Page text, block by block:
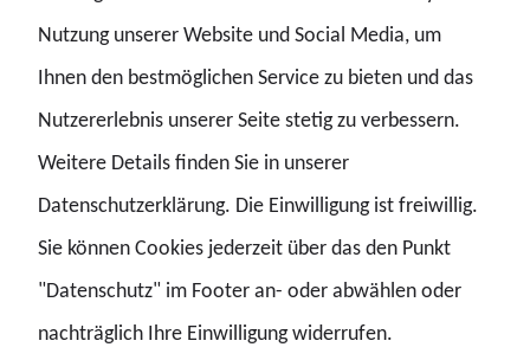
Scharfe Kritik an
Rentenplänen der
Positionen zu
GdP begrüßt Einigung zur
CSAM-
dauerhafte Lösung muss
Digitalisierung
Nutzung unserer Website und Social Media, um
Ihnen den bestmöglichen Service zu bieten und das
Nutzererlebnis unserer Seite stetig zu verbessern.
Weitere Details finden Sie in unserer
Datenschutzerklärung. Die Einwilligung ist freiwillig.
Sie können Cookies jederzeit über das den Punkt
"Datenschutz" im Footer an- oder abwählen oder
nachträglich Ihre Einwilligung widerrufen.